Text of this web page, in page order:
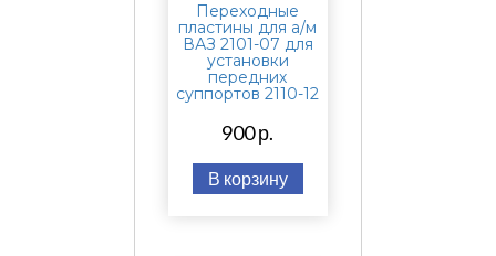
Переходные
пластины для а/м
ВАЗ 2101-07 для
установки
передних
суппортов 2110-12
900 р.
В корзину